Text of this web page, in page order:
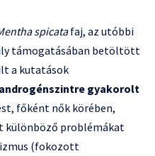
spicatafaj, az utóbbi
támogatásában betöltött
a kutatások
androgénszintre gyakorolt
főként nők körében,
különböző problémákat
(fokozott